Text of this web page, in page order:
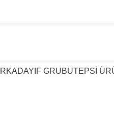
KADAYIF GRUBUTEPSİ